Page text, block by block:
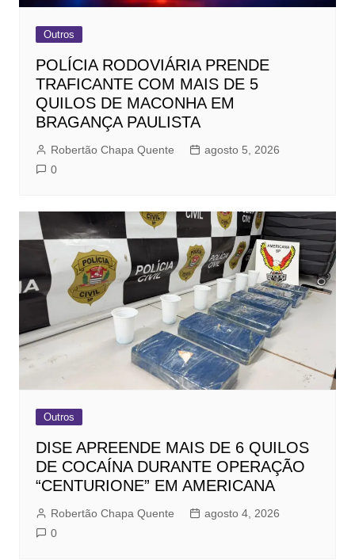
Outros
POLÍCIA RODOVIÁRIA PRENDE
TRAFICANTE COM MAIS DE 5
QUILOS DE MACONHA EM
BRAGANÇA PAULISTA
Robertão Chapa Quente
agosto 5, 2026
0
Outros
DISE APREENDE MAIS DE 6 QUILOS
DE COCAÍNA DURANTE OPERAÇÃO
“CENTURIONE” EM AMERICANA
Robertão Chapa Quente
agosto 4, 2026
0